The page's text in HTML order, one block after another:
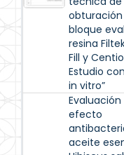
obturación
bloque
resina
Fill y
Estudio
in vitro”
Evaluación
efecto
aceite